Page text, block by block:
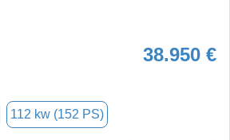
38.950 €
112 kw (152 PS)